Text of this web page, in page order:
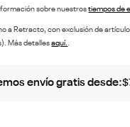
sobre nuestrostiempos de
a Retracto, con exclusión de
Más detallesaquí..
envío gratis desde:$